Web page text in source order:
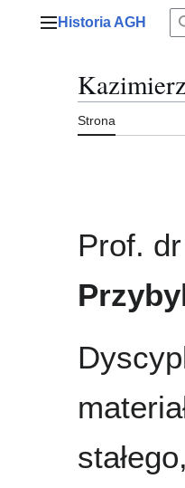
Menu główne
Historia AGH
Strona
Prof.